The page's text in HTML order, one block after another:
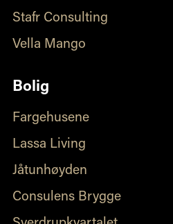
Stafr Consulting
Vella Mango
Bolig
Fargehusene
Lassa Living
Jåtunhøyden
Consulens Brygge